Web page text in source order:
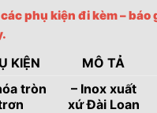
phụ kiện đi kèm –
KIỆN MÔ TẢ
tròn
– Inox xuất
xứ Đài Loan